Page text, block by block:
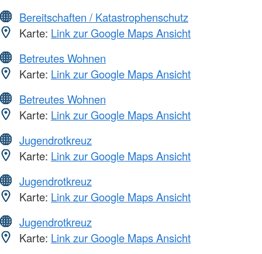
Bereitschaften / Katastrophenschutz
Karte: Link zur Google Maps Ansicht
Betreutes Wohnen
Karte: Link zur Google Maps Ansicht
Betreutes Wohnen
Karte: Link zur Google Maps Ansicht
Jugendrotkreuz
Karte: Link zur Google Maps Ansicht
Jugendrotkreuz
Karte: Link zur Google Maps Ansicht
Jugendrotkreuz
Karte: Link zur Google Maps Ansicht